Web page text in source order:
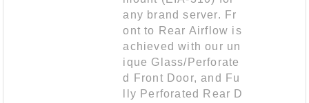
any brand server. Fr
ont to Rear Airflow is
achieved with our un
ique Glass/Perforate
d Front Door, and Fu
lly Perforated Rear D